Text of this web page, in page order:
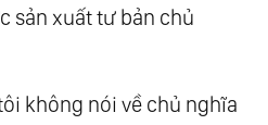
sản xuất tư bản chủ
không nói về chủ nghĩa